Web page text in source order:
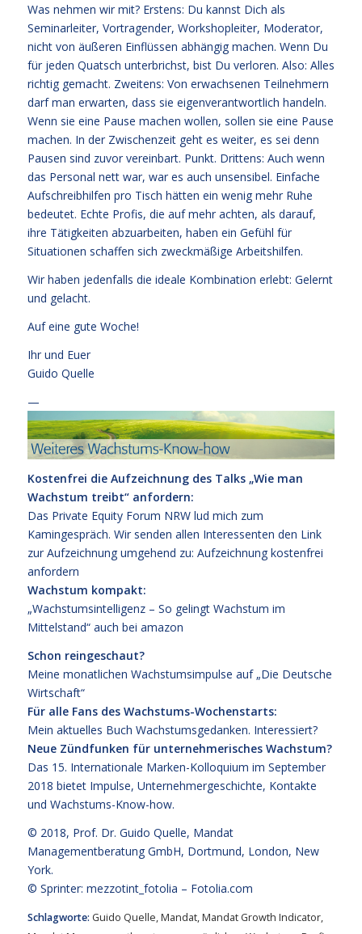
Was nehmen wir mit? Erstens: Du kannst Dich als
Seminarleiter, Vortragender, Workshopleiter, Moderator,
nicht von äußeren Einflüssen abhängig machen. Wenn Du
für jeden Quatsch unterbrichst, bist Du verloren. Also: Alles
richtig gemacht. Zweitens: Von erwachsenen Teilnehmern
darf man erwarten, dass sie eigenverantwortlich handeln.
Wenn sie eine Pause machen wollen, sollen sie eine Pause
machen. In der Zwischenzeit geht es weiter, es sei denn
Pausen sind zuvor vereinbart. Punkt. Drittens: Auch wenn
das Personal nett war, war es auch unsensibel. Einfache
Aufschreibhilfen pro Tisch hätten ein wenig mehr Ruhe
bedeutet. Echte Profis, die auf mehr achten, als darauf,
ihre Tätigkeiten abzuarbeiten, haben ein Gefühl für
Situationen schaffen sich zweckmäßige Arbeitshilfen.
Wir haben jedenfalls die ideale Kombination erlebt: Gelernt
und gelacht.
Auf eine gute Woche!
Ihr und Euer
Guido Quelle
—
Kostenfrei die Aufzeichnung des Talks „Wie man
Wachstum treibt“ anfordern:
Das Private Equity Forum NRW lud mich zum
Kamingespräch. Wir senden allen Interessenten den Link
zur Aufzeichnung umgehend zu: Aufzeichnung kostenfrei
anfordern
Wachstum kompakt:
„Wachstumsintelligenz – So gelingt Wachstum im
Mittelstand“auch bei amazon
Schon reingeschaut?
Meine monatlichen Wachstumsimpulse auf „Die Deutsche
Wirtschaft“
Für alle Fans des Wachstums-Wochenstarts:
Mein aktuelles Buch Wachstumsgedanken. Interessiert?
Neue Zündfunken für unternehmerisches Wachstum?
Das 15. Internationale Marken-Kolloquium im September
2018 bietet Impulse, Unternehmergeschichte, Kontakte
und Wachstums-Know-how.
© 2018, Prof. Dr. Guido Quelle, Mandat
Managementberatung GmbH, Dortmund, London, New
York.
© Sprinter: mezzotint_fotolia – Fotolia.com
Schlagworte: Guido Quelle,Mandat,Mandat Growth Indicator,